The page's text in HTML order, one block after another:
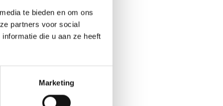
te bieden en om ons
partners voor social
die u aan ze heeft
Marketing